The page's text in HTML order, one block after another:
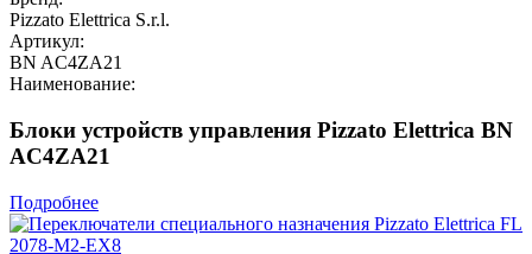
Pizzato Elettrica S.r.l.
Артикул:
BN AC4ZA21
Наименование:
Блоки устройств управления Pizzato Elettrica BN
AC4ZA21
Подробнее